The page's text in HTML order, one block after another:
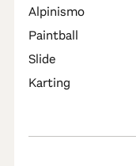
Alpinismo
Paintball
Slide
Karting